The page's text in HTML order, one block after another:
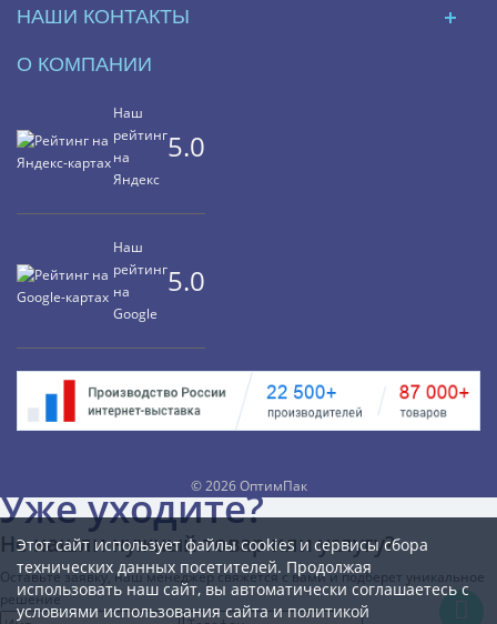
НАШИ КОНТАКТЫ
О КОМПАНИИ
Наш
рейтинг
на
Яндекс
5.0
Наш
рейтинг
на
Google
5.0
©2026 ОптимПак
Этот сайт использует файлы cookies и сервисы сбора
технических данных посетителей. Продолжая
использовать наш сайт, вы автоматически соглашаетесь с
условиями использования сайта иполитикой
Уже уходите?
Не нашли нужный товар или услугу?
Оставьте заявку, наш менеджер свяжется с вами и подберет уникальное
решение